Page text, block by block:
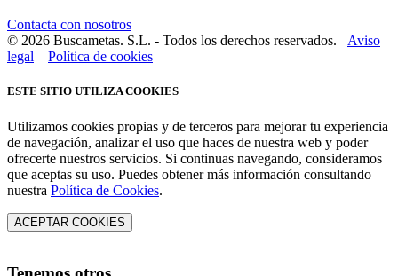
Contacta con nosotros
© 2026 Buscametas. S.L. - Todos los derechos reservados. Aviso
legal
Política de cookies
ESTE SITIO UTILIZA COOKIES
Utilizamos cookies propias y de terceros para mejorar tu experiencia
de navegación, analizar el uso que haces de nuestra web y poder
ofrecerte nuestros servicios. Si continuas navegando, consideramos
que aceptas su uso. Puedes obtener más información consultando
nuestra Política de Cookies.
ACEPTAR COOKIES